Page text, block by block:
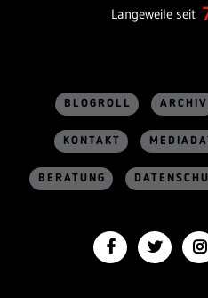
Langeweile seit
BLOGROLL ARCHIV
KONTAKT
BERATUNG